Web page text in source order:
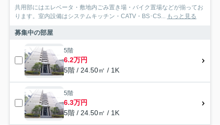
共用部にはエレベータ・敷地内ごみ置き場・バイク置場などが揃ってお
ります。室内設備はシステムキッチン・CATV・BS･CS... もっと見る
募集中の部屋
5階
6.2万円
5階 / 24.50㎡ / 1K
5階
6.3万円
5階 / 24.50㎡ / 1K